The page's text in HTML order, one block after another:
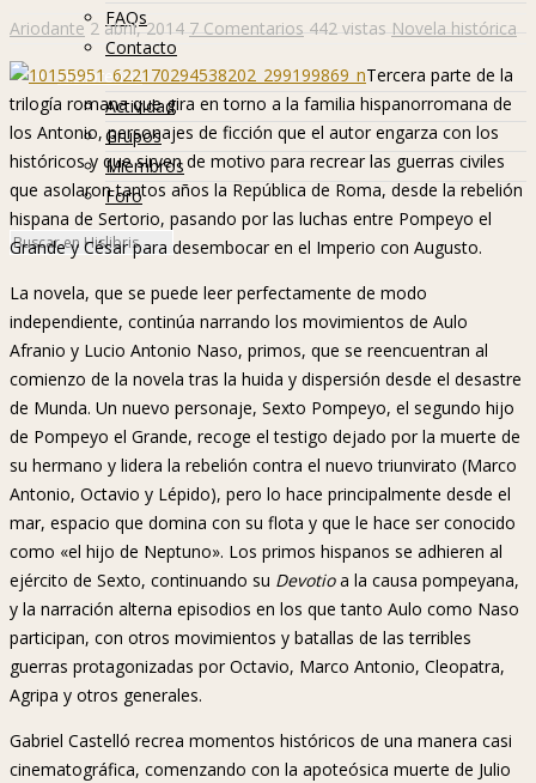
FAQs
Contacto
Hislibreños
Actividad
Grupos
Miembros
Foro
Ariodante 2 abril, 2014 7 Comentarios 442 vistas Novela histórica
Tercera parte de la
trilogía romana que gira en torno a la familia hispanorromana de
los Antonio, personajes de ficción que el autor engarza con los
históricos y que sirven de motivo para recrear las guerras civiles
que asolaron tantos años la República de Roma, desde la rebelión
hispana de Sertorio, pasando por las luchas entre Pompeyo el
Grande y César para desembocar en el Imperio con Augusto.
La novela, que se puede leer perfectamente de modo
independiente, continúa narrando los movimientos de Aulo
Afranio y Lucio Antonio Naso, primos, que se reencuentran al
comienzo de la novela tras la huida y dispersión desde el desastre
de Munda. Un nuevo personaje, Sexto Pompeyo, el segundo hijo
de Pompeyo el Grande, recoge el testigo dejado por la muerte de
su hermano y lidera la rebelión contra el nuevo triunvirato (Marco
Antonio, Octavio y Lépido), pero lo hace principalmente desde el
mar, espacio que domina con su flota y que le hace ser conocido
como «el hijo de Neptuno». Los primos hispanos se adhieren al
ejército de Sexto, continuando su Devotioa la causa pompeyana,
y la narración alterna episodios en los que tanto Aulo como Naso
participan, con otros movimientos y batallas de las terribles
guerras protagonizadas por Octavio, Marco Antonio, Cleopatra,
Agripa y otros generales.
Gabriel Castelló recrea momentos históricos de una manera casi
cinematográfica, comenzando con la apoteósica muerte de Julio